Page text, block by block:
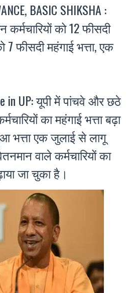
BASIC SHIKSHA :
कर्मचारियों को 12 फीसदी
फीसदी महंगाई भत्ता, एक
in UP: यूपी में पांचवे और छठे
का महंगाई भत्ता बढ़ा
भत्ता एक जुलाई से लागू
वाले कर्मचारियों का
जा चुका है।